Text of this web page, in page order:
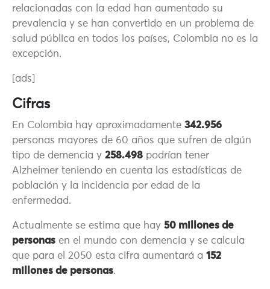
relacionadas con la edad han aumentado su
prevalencia y se han convertido en un problema de
salud pública en todos los países, Colombia no es la
excepción.
[ads]
Cifras
En Colombia hay aproximadamente 342.956
personas mayores de 60 años que sufren de algún
tipo de demencia y 258.498 podrían tener
Alzheimer teniendo en cuenta las estadísticas de
población y la incidencia por edad de la
enfermedad.
Actualmente se estima que hay 50 millones de
personas en el mundo con demencia y se calcula
que para el 2050 esta cifra aumentará a 152
millones de personas.